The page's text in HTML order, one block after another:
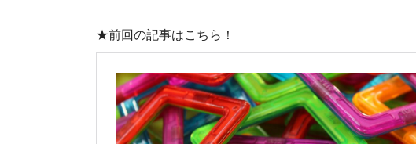
★前回の記事はこちら！